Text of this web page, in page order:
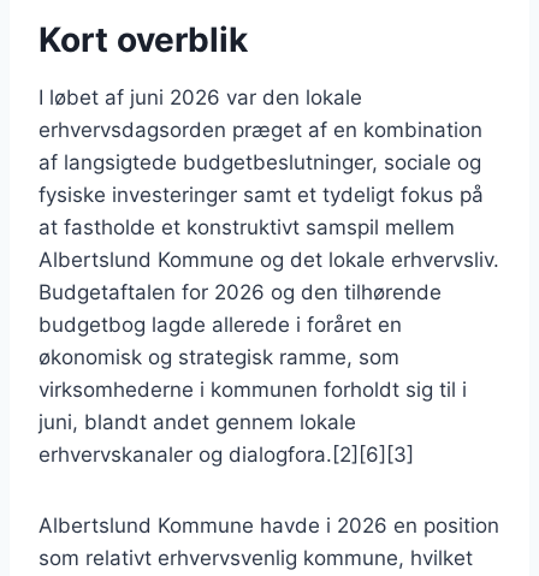
Kort overblik
I løbet af juni 2026 var den lokale
erhvervsdagsorden præget af en kombination
af langsigtede budgetbeslutninger, sociale og
fysiske investeringer samt et tydeligt fokus på
at fastholde et konstruktivt samspil mellem
Albertslund Kommune og det lokale erhvervsliv.
Budgetaftalen for 2026 og den tilhørende
budgetbog lagde allerede i foråret en
økonomisk og strategisk ramme, som
virksomhederne i kommunen forholdt sig til i
juni, blandt andet gennem lokale
erhvervskanaler og dialogfora.[2][6][3]
Albertslund Kommune havde i 2026 en position
som relativt erhvervsvenlig kommune, hvilket